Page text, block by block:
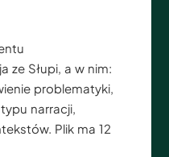
ze Słupi, a w nim:
problematyki,
narracji,
Plik ma 12